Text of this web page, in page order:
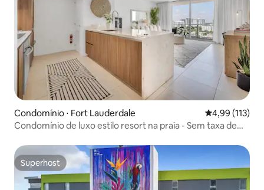
Condomínio ⋅ Fort Lauderdale 4,99 de uma
4,99 (113)
Condomínio de luxo estilo resort na praia - Sem taxa de
Superhost
Superhost